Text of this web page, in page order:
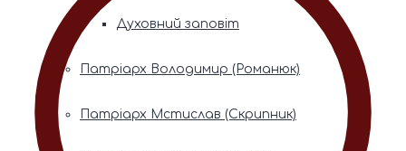
Духовний заповіт
Патріарх Володимир (Романюк)
Патріарх Мстислав (Скрипник)